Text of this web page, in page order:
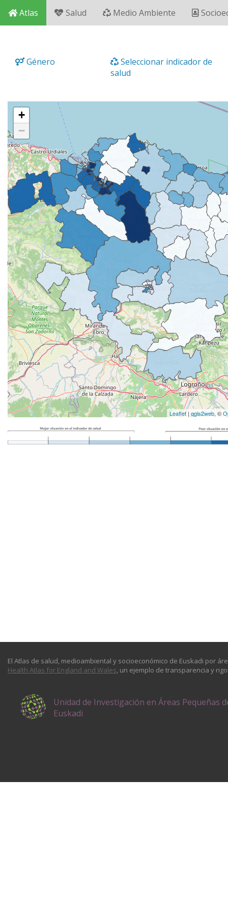
Atlas Salud Medio Ambiente
Género
Seleccionar indicador de
salud
El Atlas de salud, medioambiental y socioeconómico de Euskadi por
Health Atlas for England and Wales, un ejemplo de transparencia y
Unidad de Investigación en Áreas Pequeñas
Euskadi